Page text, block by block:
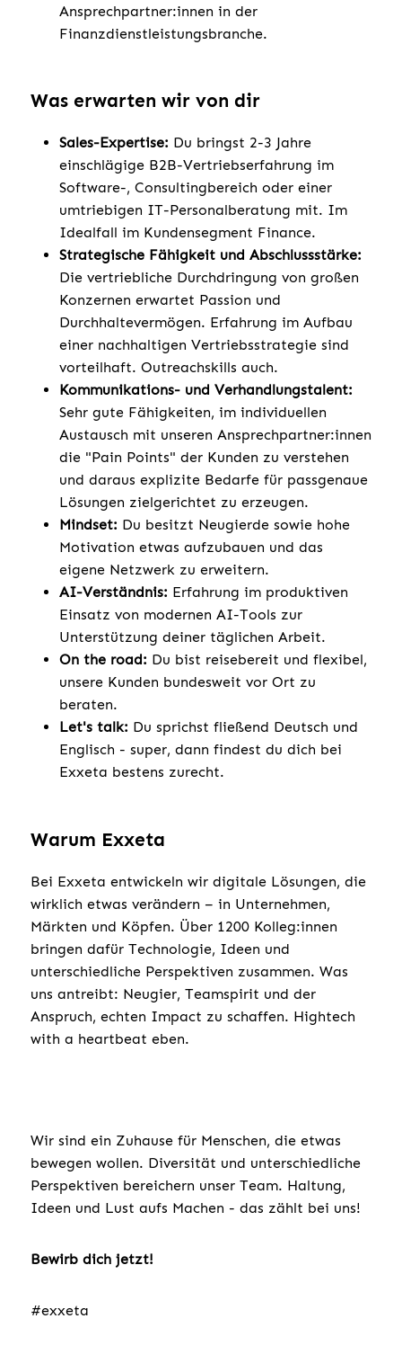
Ansprechpartner:innen in der
Finanzdienstleistungsbranche.
Was erwarten wir von dir
Sales-Expertise: Du bringst 2-3 Jahre
einschlägige B2B-Vertriebserfahrung im
Software-, Consultingbereich oder einer
umtriebigen IT-Personalberatung mit. Im
Idealfall im Kundensegment Finance.
Strategische Fähigkeit und Abschlussstärke:
Die vertriebliche Durchdringung von großen
Konzernen erwartet Passion und
Durchhaltevermögen. Erfahrung im Aufbau
einer nachhaltigen Vertriebsstrategie sind
vorteilhaft. Outreachskills auch.
Kommunikations- und Verhandlungstalent:
Sehr gute Fähigkeiten, im individuellen
Austausch mit unseren Ansprechpartner:innen
die "Pain Points" der Kunden zu verstehen
und daraus explizite Bedarfe für passgenaue
Lösungen zielgerichtet zu erzeugen.
Mindset: Du besitzt Neugierde sowie hohe
Motivation etwas aufzubauen und das
eigene Netzwerk zu erweitern.
AI-Verständnis: Erfahrung im produktiven
Einsatz von modernen AI-Tools zur
Unterstützung deiner täglichen Arbeit.
On the road: Du bist reisebereit und flexibel,
unsere Kunden bundesweit vor Ort zu
beraten.
Let's talk: Du sprichst fließend Deutsch und
Englisch - super, dann findest du dich bei
Exxeta bestens zurecht.
Warum Exxeta
Bei Exxeta entwickeln wir digitale Lösungen, die
wirklich etwas verändern – in Unternehmen,
Märkten und Köpfen. Über 1200 Kolleg:innen
bringen dafür Technologie, Ideen und
unterschiedliche Perspektiven zusammen. Was
uns antreibt: Neugier, Teamspirit und der
Anspruch, echten Impact zu schaffen. Hightech
with a heartbeat eben.
Wir sind ein Zuhause für Menschen, die etwas
bewegen wollen. Diversität und unterschiedliche
Perspektiven bereichern unser Team. Haltung,
Ideen und Lust aufs Machen - das zählt bei uns!
Bewirb dich jetzt!
#exxeta